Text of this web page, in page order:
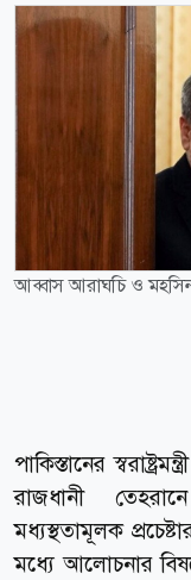
আব্বাস আরাঘচি ও
পাকিস্তানের
রাজধানী
মধ্যস্থতামূলক
মধ্যে আলোচনার